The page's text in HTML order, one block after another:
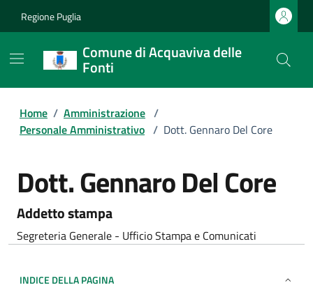
Regione Puglia
Comune di Acquaviva delle
Fonti
Home / Amministrazione /
Personale Amministrativo / Dott. Gennaro Del Core
Dott. Gennaro Del Core
Addetto stampa
Segreteria Generale - Ufficio Stampa e Comunicati
INDICE DELLA PAGINA